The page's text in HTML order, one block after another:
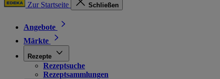
Zur Startseite Schließen
Angebote
Märkte
Rezepte
Rezeptsuche
Rezeptsammlungen